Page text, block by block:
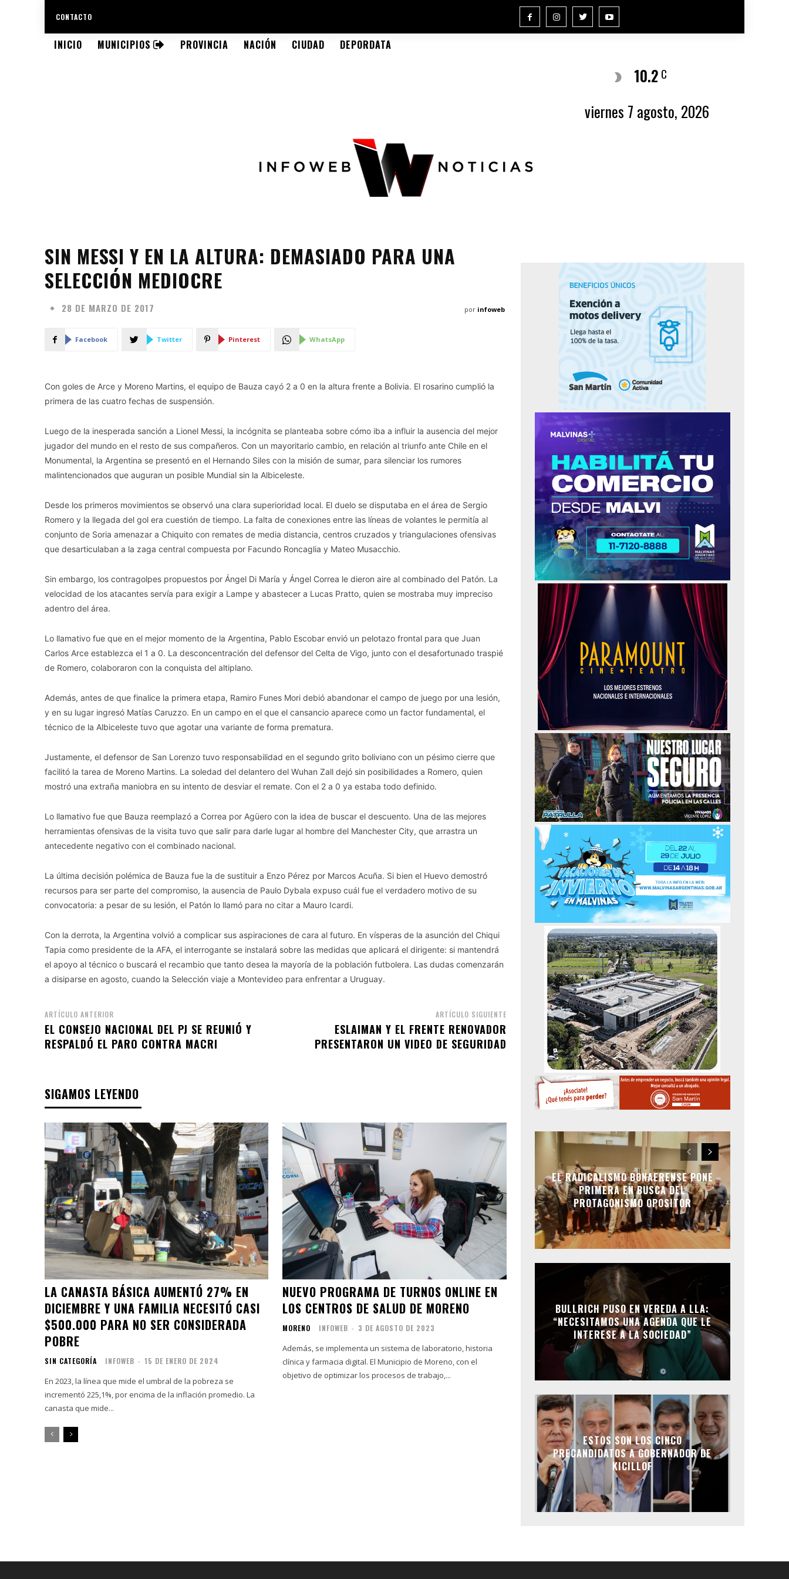
CONTACTO
INICIO MUNICIPIOS PROVINCIA NACIÓN CIUDAD DEPORDATA
10.2 C
viernes 7 agosto, 2026
SIN MESSI Y EN LA ALTURA: DEMASIADO PARA UNA
SELECCIÓN MEDIOCRE
28 DE MARZO DE 2017 por infoweb
Facebook Twitter Pinterest WhatsApp
Con goles de Arce y Moreno Martins, el equipo de Bauza cayó 2 a 0 en la altura frente a Bolivia. El rosarino cumplió la
primera de las cuatro fechas de suspensión.
Luego de la inesperada sanción a Lionel Messi, la incógnita se planteaba sobre cómo iba a influir la ausencia del mejor
jugador del mundo en el resto de sus compañeros. Con un mayoritario cambio, en relación al triunfo ante Chile en el
Monumental, la Argentina se presentó en el Hernando Siles con la misión de sumar, para silenciar los rumores
malintencionados que auguran un posible Mundial sin la Albiceleste.
Desde los primeros movimientos se observó una clara superioridad local. El duelo se disputaba en el área de Sergio
Romero y la llegada del gol era cuestión de tiempo. La falta de conexiones entre las líneas de volantes le permitía al
conjunto de Soria amenazar a Chiquito con remates de media distancia, centros cruzados y triangulaciones ofensivas
que desarticulaban a la zaga central compuesta por Facundo Roncaglia y Mateo Musacchio.
Sin embargo, los contragolpes propuestos por Ángel Di María y Ángel Correa le dieron aire al combinado del Patón. La
velocidad de los atacantes servía para exigir a Lampe y abastecer a Lucas Pratto, quien se mostraba muy impreciso
adentro del área.
Lo llamativo fue que en el mejor momento de la Argentina, Pablo Escobar envió un pelotazo frontal para que Juan
Carlos Arce establezca el 1 a 0. La desconcentración del defensor del Celta de Vigo, junto con el desafortunado traspié
de Romero, colaboraron con la conquista del altiplano.
Además, antes de que finalice la primera etapa, Ramiro Funes Mori debió abandonar el campo de juego por una lesión,
y en su lugar ingresó Matías Caruzzo. En un campo en el que el cansancio aparece como un factor fundamental, el
técnico de la Albiceleste tuvo que agotar una variante de forma prematura.
Justamente, el defensor de San Lorenzo tuvo responsabilidad en el segundo grito boliviano con un pésimo cierre que
facilitó la tarea de Moreno Martins. La soledad del delantero del Wuhan Zall dejó sin posibilidades a Romero, quien
mostró una extraña maniobra en su intento de desviar el remate. Con el 2 a 0 ya estaba todo definido.
Lo llamativo fue que Bauza reemplazó a Correa por Agüero con la idea de buscar el descuento. Una de las mejores
herramientas ofensivas de la visita tuvo que salir para darle lugar al hombre del Manchester City, que arrastra un
antecedente negativo con el combinado nacional.
La última decisión polémica de Bauza fue la de sustituir a Enzo Pérez por Marcos Acuña. Si bien el Huevo demostró
recursos para ser parte del compromiso, la ausencia de Paulo Dybala expuso cuál fue el verdadero motivo de su
convocatoria: a pesar de su lesión, el Patón lo llamó para no citar a Mauro Icardi.
Con la derrota, la Argentina volvió a complicar sus aspiraciones de cara al futuro. En vísperas de la asunción del Chiqui
Tapia como presidente de la AFA, el interrogante se instalará sobre las medidas que aplicará el dirigente: si mantendrá
el apoyo al técnico o buscará el recambio que tanto desea la mayoría de la población futbolera. Las dudas comenzarán
a disiparse en agosto, cuando la Selección viaje a Montevideo para enfrentar a Uruguay.
ARTÍCULO ANTERIOR
EL CONSEJO NACIONAL DEL PJ SE REUNIÓ Y
RESPALDÓ EL PARO CONTRA MACRI
ARTÍCULO SIGUIENTE
ESLAIMAN Y EL FRENTE RENOVADOR
PRESENTARON UN VIDEO DE SEGURIDAD
SIGAMOS LEYENDO
LA CANASTA BÁSICA AUMENTÓ 27% EN
DICIEMBRE Y UNA FAMILIA NECESITÓ CASI
$500.000 PARA NO SER CONSIDERADA
POBRE
SIN CATEGORÍA INFOWEB - 15 DE ENERO DE 2024
En 2023, la línea que mide el umbral de la pobreza se
incrementó 225,1%, por encima de la inflación promedio. La
canasta que mide...
NUEVO PROGRAMA DE TURNOS ONLINE EN
LOS CENTROS DE SALUD DE MORENO
MORENO INFOWEB - 3 DE AGOSTO DE 2023
Además, se implementa un sistema de laboratorio, historia
clínica y farmacia digital. El Municipio de Moreno, con el
objetivo de optimizar los procesos de trabajo,...
EL RADICALISMO BONAERENSE PONE
PRIMERA EN BUSCA DEL
PROTAGONISMO OPOSITOR
BULLRICH PUSO EN VEREDA A LLA:
“NECESITAMOS UNA AGENDA QUE LE
INTERESE A LA SOCIEDAD”
ESTOS SON LOS CINCO
PRECANDIDATOS A GOBERNADOR DE
KICILLOF